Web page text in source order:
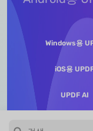
Windows용
iOS용
UPDF AI